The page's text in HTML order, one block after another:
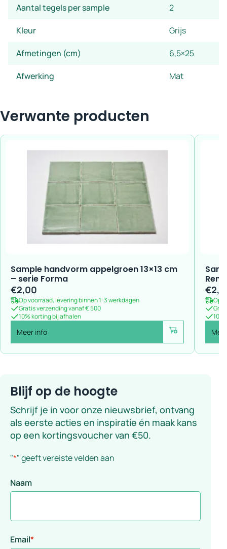
Aantal tegels per sample 2
Kleur Grijs
Afmetingen (cm) 6,5×25
Afwerking Mat
Verwante producten
Sample handvorm appelgroen 13×13 cm
– serie Forma
€2,00
Op voorraad, levering binnen 1-3 werkdagen
Gratis verzending vanaf € 500
10% korting bij afhalen
Meer info Voeg toe
€
Op
Blijf op de hoogte
Schrijf je in voor onze nieuwsbrief, ontvang
als eerste acties en inspiratie én maak kans
op een kortingsvoucher van €50.
"*" geeft vereiste velden aan
Naam
Email*